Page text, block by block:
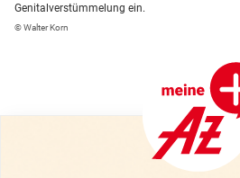
Genitalverstümmelung ein.
© Walter Korn